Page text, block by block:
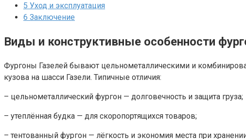
5 Уход и эксплуатация
6 Заключение
Виды и конструктивные особенности
Фургоны Газелей бывают цельнометаллическими и
кузова на шасси Газели. Типичные отличия:
– цельнометаллический фургон — долговечность и защита груза;
– утеплённая будка — для скоропортящихся товаров;
– тентованный фургон — лёгкость и экономия места при